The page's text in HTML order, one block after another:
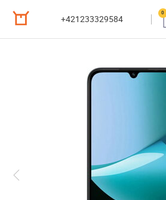
+421233329584
0